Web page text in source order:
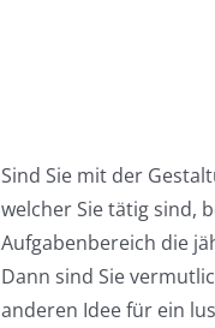
Sind Sie mit der
welcher Sie tätig sind,
Aufgabenbereich die
Dann sind Sie
anderen Idee für ein